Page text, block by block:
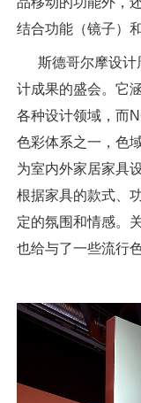
结合功能（镜子）
斯德哥尔摩设计
计成果的盛会。它
各种设计领域，而
色彩体系之一，色
为室内外家居家具
根据家具的款式、
定的氛围和情感。
也给与了一些流行